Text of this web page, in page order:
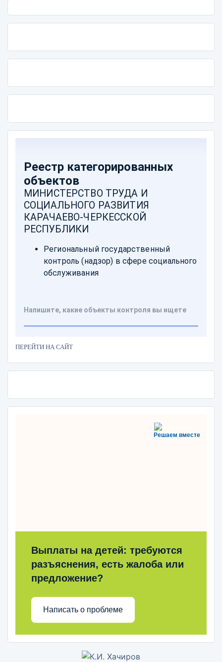
ПЕРЕЙТИ НА САЙТ
Решаем вместе
Выплаты на детей: требуются
разъяснения, есть жалоба или
предложение?
Написать о проблеме